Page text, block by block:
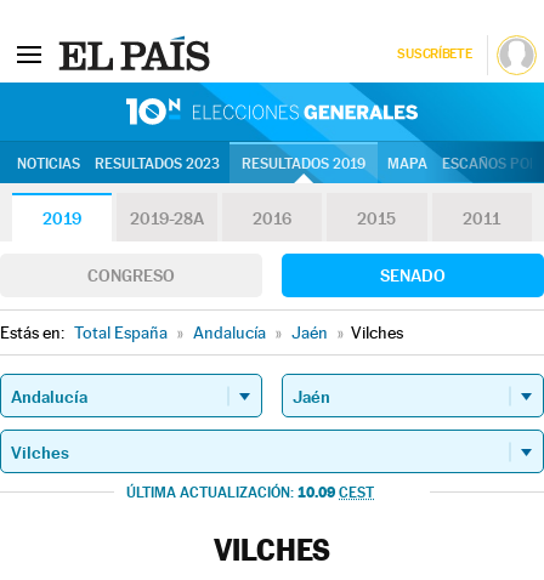
SUSCRÍBETE
NOTICIAS RESULTADOS 2023 RESULTADOS 2019 MAPA ESCAÑOS
2019 2019-28A 2016 2015 2011
CONGRESO SENADO
Estás en: Total España » Andalucía » Jaén » Vilches
ÚLTIMA ACTUALIZACIÓN: 10.09 CEST
VILCHES